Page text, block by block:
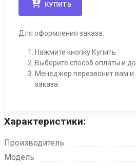
КУПИТЬ
Для оформления заказа:
Нажмите кнопку Купить
Выберите способ оплаты и
Менеджер перезвонит вам и
заказа
Характеристики:
Производитель
Модель